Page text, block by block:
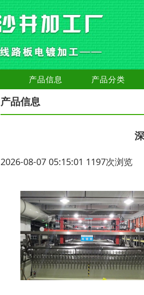
产品信息 产品分类
产品信息
2026-08-07 05:15:01 1197次浏览